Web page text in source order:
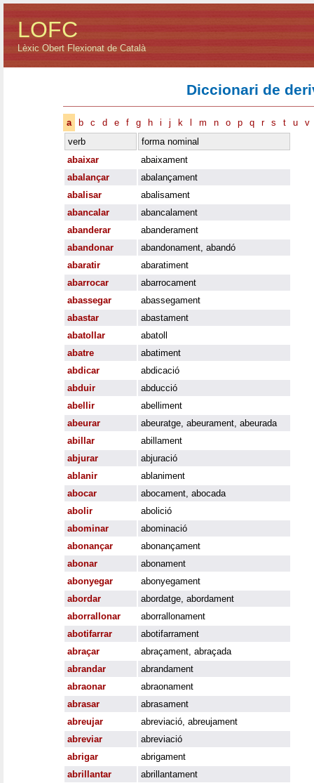
LOFC
Lèxic Obert Flexionat de Català
Diccionari de
a b c d e f g h i j k m n o p q r s t u
v
verb
forma nominal
abaixar
abaixament
abalançar
abalançament
abalisar
abalisament
abancalar
abancalament
abanderar
abanderament
abandonar
abandonament, abandó
abaratir
abaratiment
abarrocar
abarrocament
abassegar
abassegament
abastar
abastament
abatollar
abatoll
abatre
abatiment
abdicar
abdicació
abduir
abducció
abellir
abelliment
abeurar
abeuratge, abeurament, abeurada
abillar
abillament
abjurar
abjuració
ablanir
ablaniment
abocar
abocament, abocada
abolir
abolició
abominar
abominació
abonançar
abonançament
abonar
abonament
abonyegar
abonyegament
abordar
abordatge, abordament
aborrallonar
aborrallonament
abotifarrar
abotifarrament
abraçar
abraçament, abraçada
abrandar
abrandament
abraonar
abraonament
abrasar
abrasament
abreujar
abreviació, abreujament
abreviar
abreviació
abrigar
abrigament
abrillantar
abrillantament